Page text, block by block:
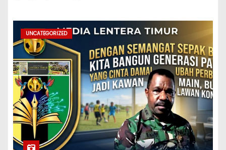
UNCATEGORIZED